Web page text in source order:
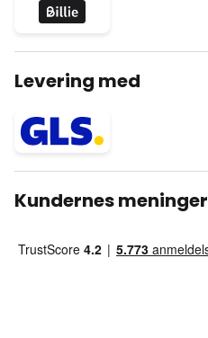
Levering med
Kundernes meninger